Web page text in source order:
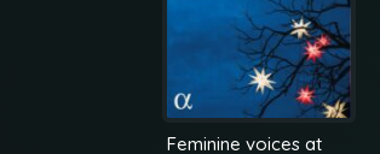
Feminine voices at